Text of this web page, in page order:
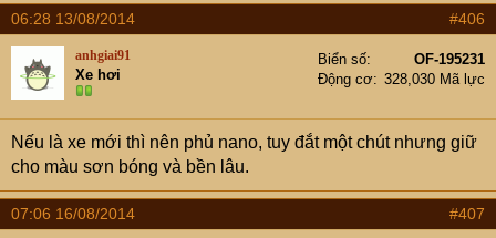
06:28 13/08/2014 #406
anhgiai91
Xe hơi
Biển số
OF-195231
Động cơ
328,030 Mã lực
Nếu là xe mới thì nên phủ nano, tuy đắt một chút nhưng giữ
cho màu sơn bóng và bền lâu.
07:06 16/08/2014 #407